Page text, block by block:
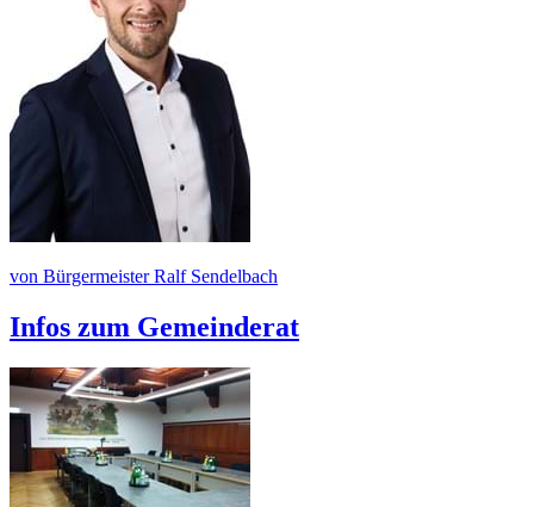
von Bürgermeister Ralf Sendelbach
Infos zum Gemeinderat